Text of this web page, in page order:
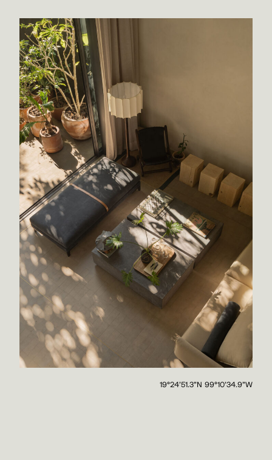
19°24'51.3"N 99°10'34.9"W